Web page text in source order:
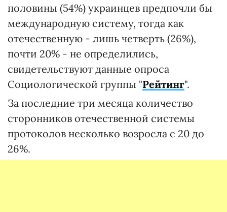
половины (54%) украинцев предпочли бы
международную систему, тогда как
отечественную - лишь четверть (26%),
почти 20% - не определились,
свидетельствуют данные опроса
Социологической группы "Рейтинг".
За последние три месяца количество
сторонников отечественной системы
протоколов несколько возросла с 20 до
26%.